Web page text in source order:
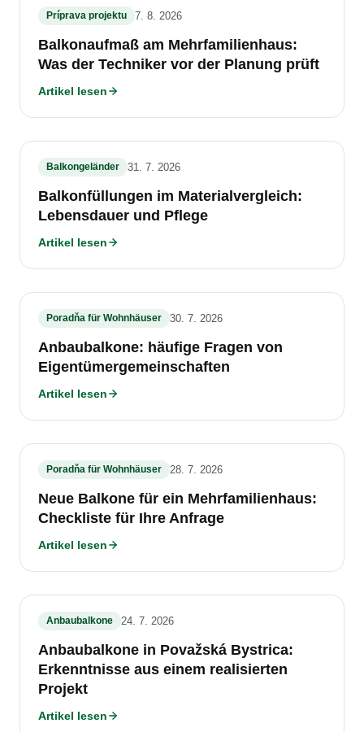
Príprava projektu 7. 8. 2026
Balkonaufmaß am Mehrfamilienhaus:
Was der Techniker vor der Planung prüft
Artikel lesen
Balkongeländer 31. 7. 2026
Balkonfüllungen im Materialvergleich:
Lebensdauer und Pflege
Artikel lesen
Poradňa für Wohnhäuser 30. 7. 2026
Anbaubalkone: häufige Fragen von
Eigentümergemeinschaften
Artikel lesen
Poradňa für Wohnhäuser 28. 7. 2026
Neue Balkone für ein Mehrfamilienhaus:
Checkliste für Ihre Anfrage
Artikel lesen
Anbaubalkone 24. 7. 2026
Anbaubalkone in Považská Bystrica:
Erkenntnisse aus einem realisierten
Projekt
Artikel lesen